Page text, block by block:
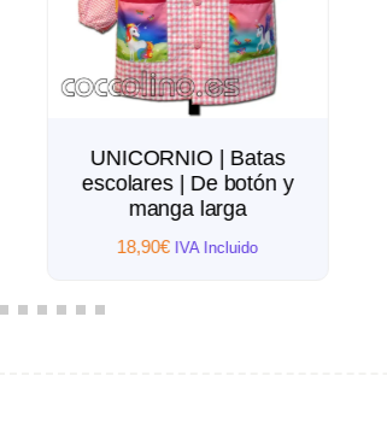
UNICORNIO | Batas
escolares | De botón y
manga larga
18,90€ IVA Incluido